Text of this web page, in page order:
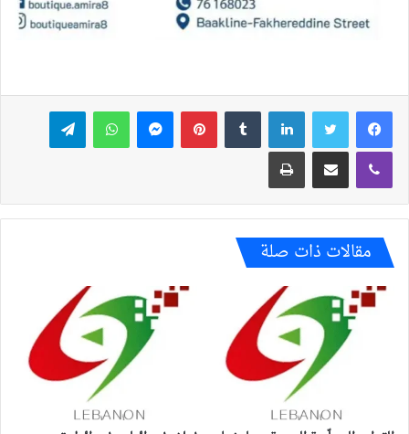
فيسبوك تويتر لينكدإن بينتيريستماسنجر واتساب تيلقرام
ڤايبر مشاركة عبر البريد طباعة
مقالات ذات صلة